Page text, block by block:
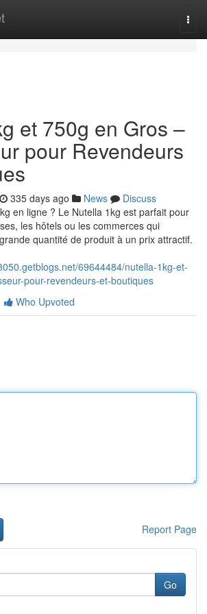
et 750g en Gros –
pour Revendeurs
335 days ago News
Discuss
en ligne ? Le Nutella 1kg est parfait pour
les hôtels ou les commerces qui
quantité de produit à un prix attractif.
69644484/nutella-1kg-et-
pour-revendeurs-et-boutiques
Who Upvoted
Report Page
Go